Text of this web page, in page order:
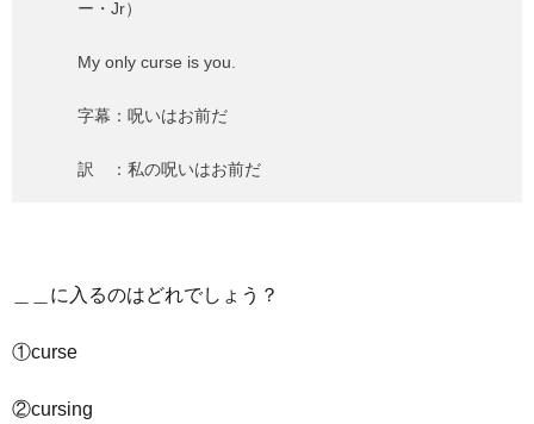
ー・Jr）
My only curse is you.
字幕：呪いはお前だ
訳 ：私の呪いはお前だ
＿＿に入るのはどれでしょう？
①curse
②cursing